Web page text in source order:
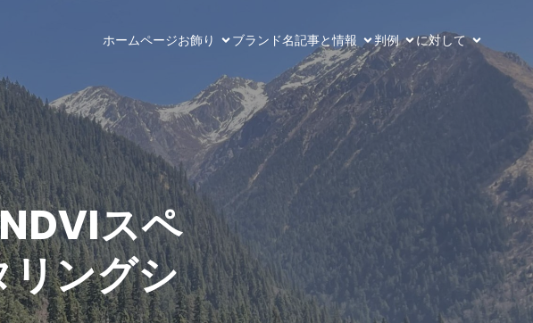
ホームページお飾り ブランド名記事と情報 判例 に対して
スペ
リングシ